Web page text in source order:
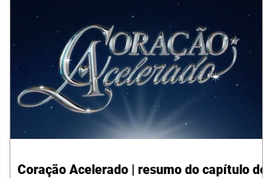
Coração Acelerado | resumo do capítulo de